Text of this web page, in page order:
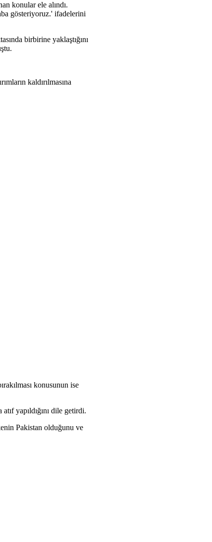
konular ele alındı.
gösteriyoruz.' ifadelerini
birbirine yaklaştığını
kaldırılmasına
konusunun ise
yapıldığını dile getirdi.
Pakistan olduğunu ve